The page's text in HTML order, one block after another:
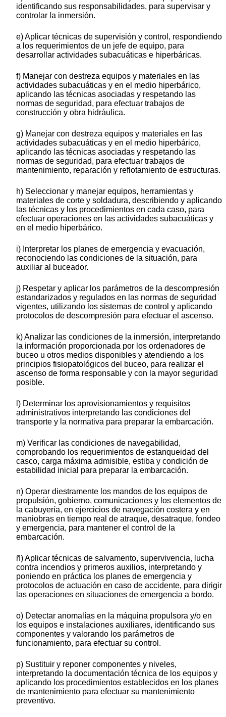
identificando sus responsabilidades, para supervisar y
controlar la inmersión.
e) Aplicar técnicas de supervisión y control, respondiendo
a los requerimientos de un jefe de equipo, para
desarrollar actividades subacuáticas e hiperbáricas.
f) Manejar con destreza equipos y materiales en las
actividades subacuáticas y en el medio hiperbárico,
aplicando las técnicas asociadas y respetando las
normas de seguridad, para efectuar trabajos de
construcción y obra hidráulica.
g) Manejar con destreza equipos y materiales en las
actividades subacuáticas y en el medio hiperbárico,
aplicando las técnicas asociadas y respetando las
normas de seguridad, para efectuar trabajos de
mantenimiento, reparación y reflotamiento de estructuras.
h) Seleccionar y manejar equipos, herramientas y
materiales de corte y soldadura, describiendo y aplicando
las técnicas y los procedimientos en cada caso, para
efectuar operaciones en las actividades subacuáticas y
en el medio hiperbárico.
i) Interpretar los planes de emergencia y evacuación,
reconociendo las condiciones de la situación, para
auxiliar al buceador.
j) Respetar y aplicar los parámetros de la descompresión
estandarizados y regulados en las normas de seguridad
vigentes, utilizando los sistemas de control y aplicando
protocolos de descompresión para efectuar el ascenso.
k) Analizar las condiciones de la inmersión, interpretando
la información proporcionada por los ordenadores de
buceo u otros medios disponibles y atendiendo a los
principios fisiopatológicos del buceo, para realizar el
ascenso de forma responsable y con la mayor seguridad
posible.
l) Determinar los aprovisionamientos y requisitos
administrativos interpretando las condiciones del
transporte y la normativa para preparar la embarcación.
m) Verificar las condiciones de navegabilidad,
comprobando los requerimientos de estanqueidad del
casco, carga máxima admisible, estiba y condición de
estabilidad inicial para preparar la embarcación.
n) Operar diestramente los mandos de los equipos de
propulsión, gobierno, comunicaciones y los elementos de
la cabuyería, en ejercicios de navegación costera y en
maniobras en tiempo real de atraque, desatraque, fondeo
y emergencia, para mantener el control de la
embarcación.
ñ) Aplicar técnicas de salvamento, supervivencia, lucha
contra incendios y primeros auxilios, interpretando y
poniendo en práctica los planes de emergencia y
protocolos de actuación en caso de accidente, para dirigir
las operaciones en situaciones de emergencia a bordo.
o) Detectar anomalías en la máquina propulsora y/o en
los equipos e instalaciones auxiliares, identificando sus
componentes y valorando los parámetros de
funcionamiento, para efectuar su control.
p) Sustituir y reponer componentes y niveles,
interpretando la documentación técnica de los equipos y
aplicando los procedimientos establecidos en los planes
de mantenimiento para efectuar su mantenimiento
preventivo.